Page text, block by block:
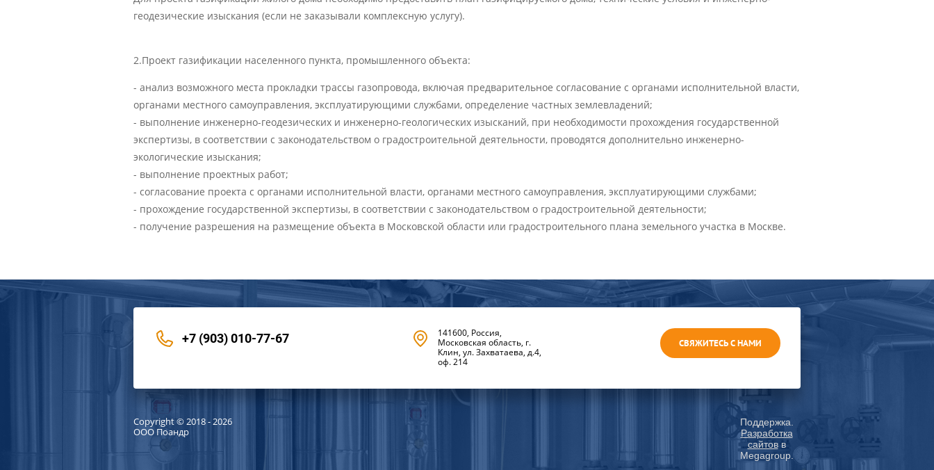
геодезические изыскания (если не заказывали комплексную услугу).
2.Проект газификации населенного пункта, промышленного объекта:
- анализ возможного места прокладки трассы газопровода, включая предварительное согласование с органами исполнительной власти,
органами местного самоуправления, эксплуатирующими службами, определение частных землевладений;
- выполнение инженерно-геодезических и инженерно-геологических изысканий, при необходимости прохождения государственной
экспертизы, в соответствии с законодательством о градостроительной деятельности, проводятся дополнительно инженерно-
экологические изыскания;
- выполнение проектных работ;
- согласование проекта с органами исполнительной власти, органами местного самоуправления, эксплуатирующими службами;
- прохождение государственной экспертизы, в соответствии с законодательством о градостроительной деятельности;
- получение разрешения на размещение объекта в Московской области или градостроительного плана земельного участка в Москве.
+7 (903) 010-77-67
141600, Россия,
Московская область, г.
Клин, ул. Захватаева, д.4,
оф. 214
СВЯЖИТЕСЬ С НАМИ
Copyright © 2018 - 2026
ООО Поандр
Поддержка.
Разработка
сайтовв
Megagroup.